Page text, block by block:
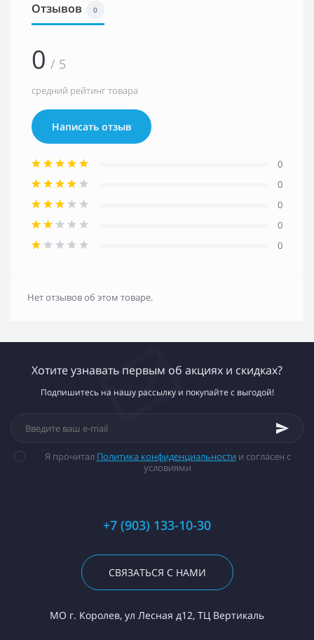
Отзывов 0
0 / 5
средний рейтинг товара
Написать отзыв
0
0
0
0
0
Нет отзывов об этом товаре.
Хотите узнавать первым об акциях и скидках?
Подпишитесь на нашу рассылку и покупайте с выгодой!
Я прочитал Политика конфиденциальности и согласен с
условиями
+7 (903) 133-10-30
СВЯЗАТЬСЯ С НАМИ
МО г. Королев, ул Лесная д12, ТЦ Вертикаль